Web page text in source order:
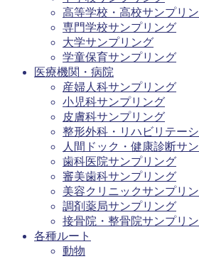
高等学校・高校サンプリ
専門学校サンプリング
大学サンプリング
学童保育サンプリング
医療機関・病院
産婦人科サンプリング
小児科サンプリング
皮膚科サンプリング
整形外科・リハビリテー
人間ドック・健康診断サ
歯科医院サンプリング
審美歯科サンプリング
美容クリニックサンプリ
調剤薬局サンプリング
接骨院・整骨院サンプリ
各種ルート
動物